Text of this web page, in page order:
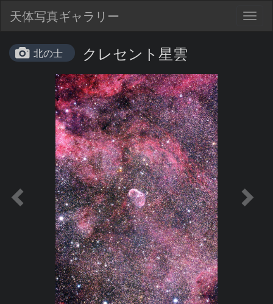
天体写真ギャラリー
北の士 クレセント星雲